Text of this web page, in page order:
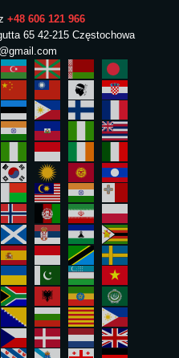
+48 606 121 966
65 42-215 Częstochowa